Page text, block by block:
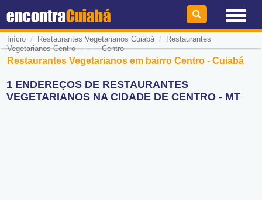
encontraCuiabá
Início / Restaurantes Vegetarianos Cuiabá/
Restaurantes
Vegetarianos Centro-Centro
Restaurantes Vegetarianos em bairro Centro - Cuiabá
1 ENDEREÇOS DE RESTAURANTES
VEGETARIANOS NA CIDADE DE CENTRO - MT